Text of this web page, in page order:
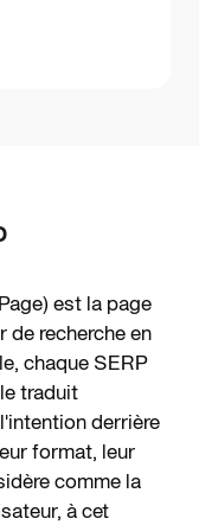
est la page
de recherche en
chaque SERP
traduit
derrière
format, leur
comme la
à cet